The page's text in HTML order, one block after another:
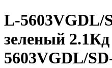
L-5603VGDL/
зеленый
5603VGDL/